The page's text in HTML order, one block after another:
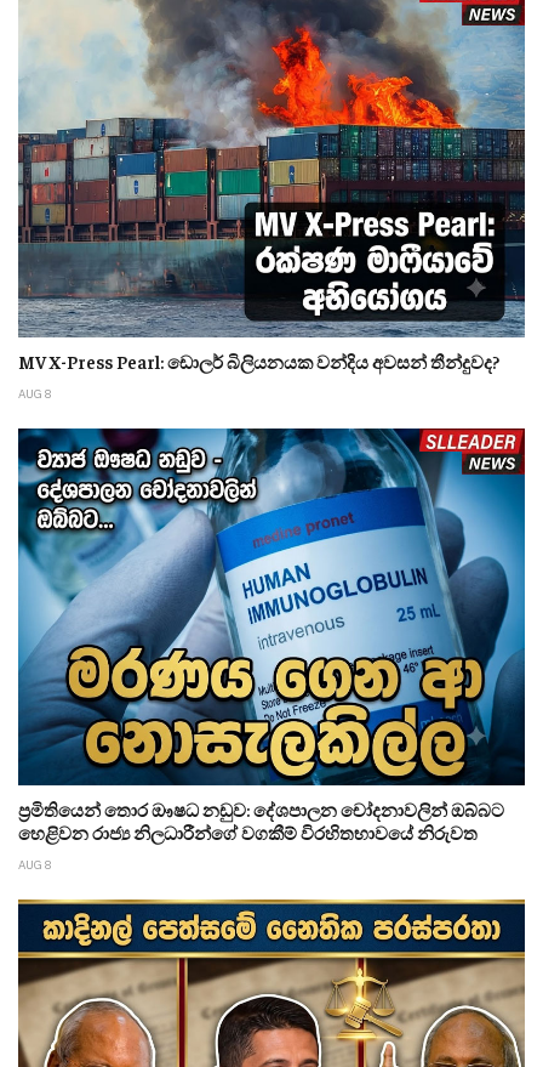
MV X-Press Pearl: ඩොලර් බිලියනයක වන්දිය අවසන් තීන්දුවද?
AUG 8
ප්‍රමිතියෙන් තොර ඖෂධ නඩුව: දේශපාලන චෝදනාවලින් ඔබ්බට
හෙළිවන රාජ්‍ය නිලධාරීන්ගේ වගකීම් විරහිතභාවයේ නිරුවත
AUG 8